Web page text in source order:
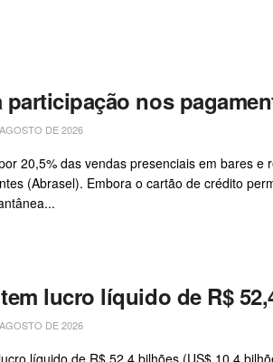
participação nos
DE 2026
20,5% das vendas presenciais em bares
(Abrasel). Embora o cartão de crédito
lucro líquido de R$
DE 2026
líquido de R$ 52,4 bilhões (US$ 10,4